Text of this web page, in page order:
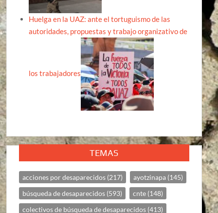
Huelga en la UAZ: ante el tortuguismo de las
autoridades, propuestas y trabajo organizativo de
los trabajadores
TEMAS
acciones por desaparecidos (217) ayotzinapa (145)
búsqueda de desaparecidos (593) cnte (148)
colectivos de búsqueda de desaparecidos (413)